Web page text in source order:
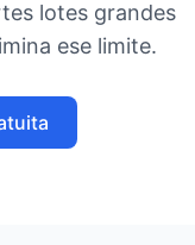
lotes grandes
ese limite.